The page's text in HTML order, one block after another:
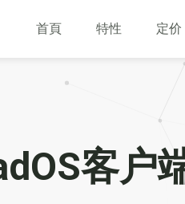
首頁 特性 定价
客户